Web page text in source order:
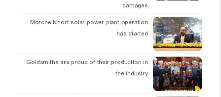
damages
Morche Khort solar power plant operation
has started
Goldsmiths are proud of their production in
the industry